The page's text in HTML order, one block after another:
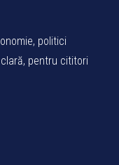
politici
pentru cititori